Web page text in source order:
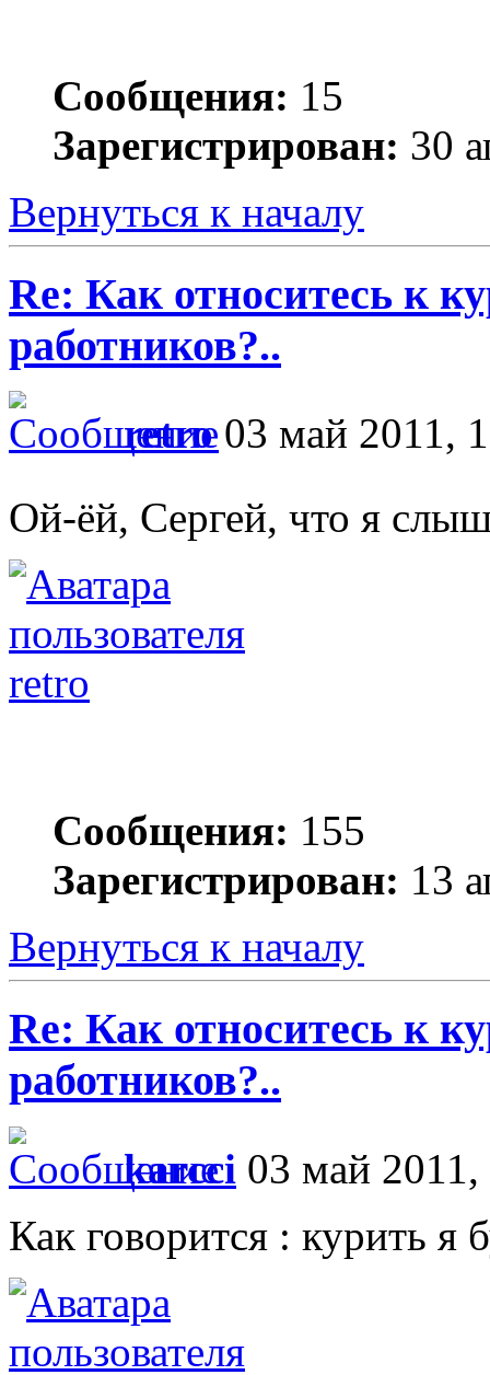
Сообщения: 15
Зарегистрирован: 30
Вернуться к началу
Re: Как относитесь к
работников?..
retro03 май 2011,
Ой-ёй, Сергей, что я
retro
Сообщения: 155
Зарегистрирован: 13
Вернуться к началу
Re: Как относитесь к
работников?..
karcci 03 май
Как говорится : курить я